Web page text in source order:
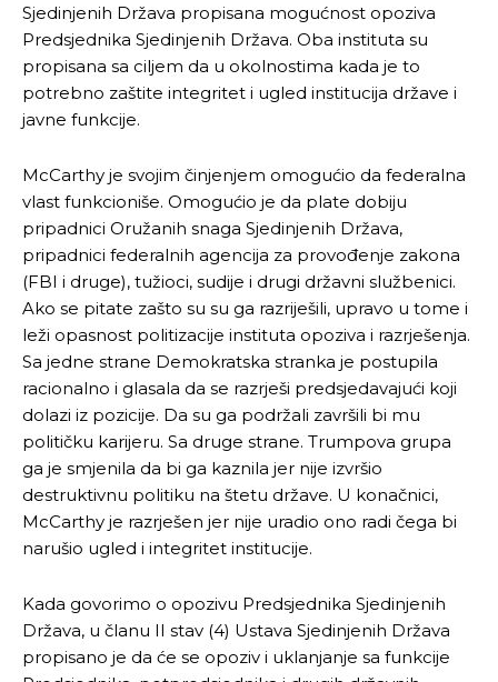
Sjedinjenih Država propisana mogućnost opoziva
Predsjednika Sjedinjenih Država. Oba instituta su
propisana sa ciljem da u okolnostima kada je to
potrebno zaštite integritet i ugled institucija države i
javne funkcije.
McCarthy je svojim činjenjem omogućio da federalna
vlast funkcioniše. Omogućio je da plate dobiju
pripadnici Oružanih snaga Sjedinjenih Država,
pripadnici federalnih agencija za provođenje zakona
(FBI i druge), tužioci, sudije i drugi državni službenici.
Ako se pitate zašto su su ga razriješili, upravo u tome i
leži opasnost politizacije instituta opoziva i razrješenja.
Sa jedne strane Demokratska stranka je postupila
racionalno i glasala da se razrješi predsjedavajući koji
dolazi iz pozicije. Da su ga podržali završili bi mu
političku karijeru. Sa druge strane. Trumpova grupa
ga je smjenila da bi ga kaznila jer nije izvršio
destruktivnu politiku na štetu države. U konačnici,
McCarthy je razrješen jer nije uradio ono radi čega bi
narušio ugled i integritet institucije.
Kada govorimo o opozivu Predsjednika Sjedinjenih
Država, u članu II stav (4) Ustava Sjedinjenih Država
propisano je da će se opoziv i uklanjanje sa funkcije